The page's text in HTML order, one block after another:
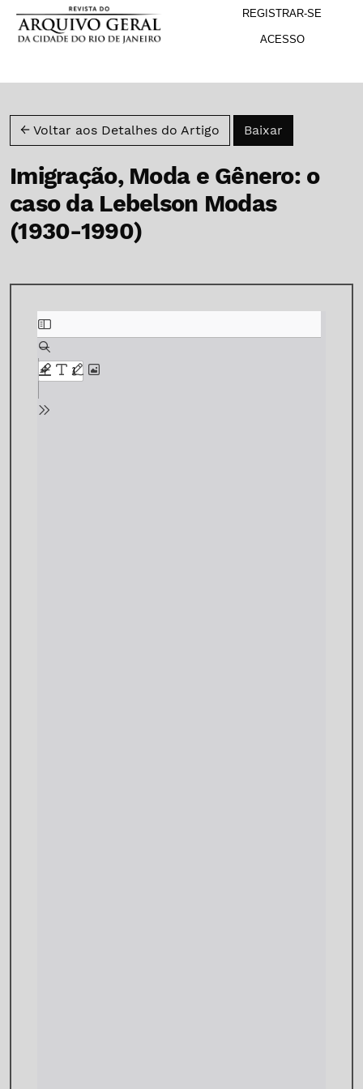
Ir para o menu de navegação principal
Ir para o conteúdo principal
Ir para o rodapé REGISTRAR-SE
ACESSO
← Voltar aos Detalhes do Artigo Baixar
Imigração, Moda e Gênero: o
caso da Lebelson Modas
(1930-1990)